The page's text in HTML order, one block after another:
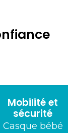
Mobilité et
sécurité
Casque bébé